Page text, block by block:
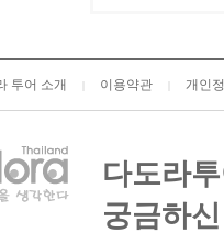
투어 소개 이용약관 개인
다도라
궁금하